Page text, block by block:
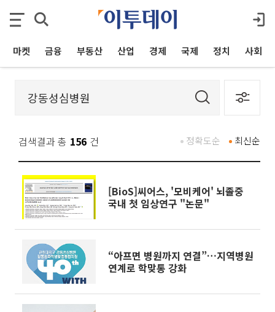
마켓 금융 부동산 산업 경제 국제 정치 사회
검색결과 총 156 건 최신순
정확도순
[BioS]씨어스, '모비케어' 뇌졸중
국내 첫 임상연구 "논문"
“아프면 병원까지 연결”…지역병원
연계로 학맞통 강화